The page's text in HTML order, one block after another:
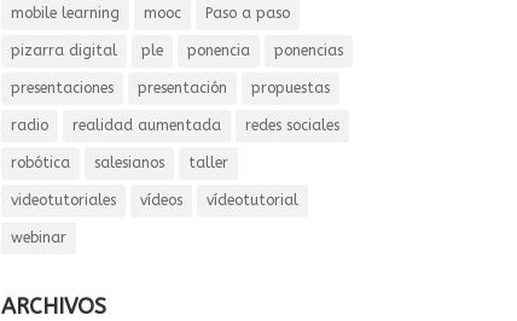
mobile learning mooc Paso a paso
pizarra digital ple ponencia ponencias
presentaciones presentación propuestas
radio realidad aumentada redes sociales
robótica salesianos taller
videotutoriales vídeos vídeotutorial
webinar
ARCHIVOS